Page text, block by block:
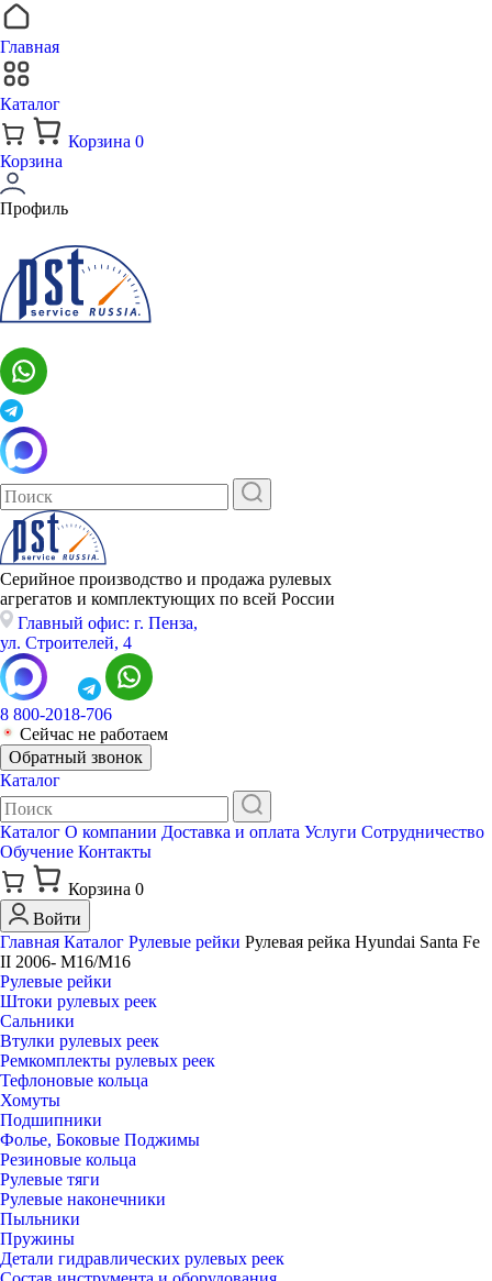
Главная
Каталог
Корзина 0
Корзина
Профиль
Серийное производство и продажа рулевых
агрегатов и комплектующих по всей России
Главный офис: г. Пенза,
ул. Строителей, 4
8 800-2018-706
Сейчас не работаем
Обратный звонок
Каталог
Каталог О компании Доставка и оплата Услуги Сотрудничество
Обучение Контакты
Корзина 0
Войти
Главная Каталог Рулевые рейки Рулевая рейка Hyundai Santa Fe
II 2006- M16/M16
Рулевые рейки
Штоки рулевых реек
Сальники
Втулки рулевых реек
Ремкомплекты рулевых реек
Тефлоновые кольца
Хомуты
Подшипники
Фолье, Боковые Поджимы
Резиновые кольца
Рулевые тяги
Рулевые наконечники
Пыльники
Пружины
Детали гидравлических рулевых реек